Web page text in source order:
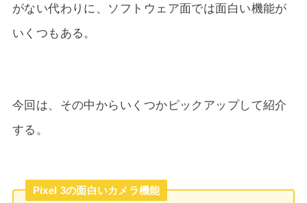
がない代わりに、ソフトウェア面では面白い機能が
いくつもある。
今回は、その中からいくつかピックアップして紹介
する。
Pixel 3の面白いカメラ機能